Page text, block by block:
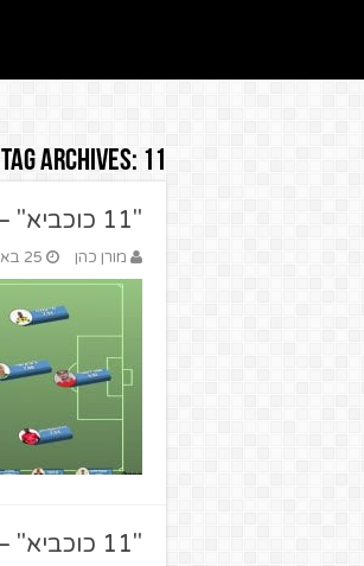
Tag Archives: 11 כוכביא לסיכום המחזור בליגת העל
"11 כוכביא" – עונת 19/20 מחזור 7
מורן כהן 25 באוקטובר 2019
"11 כוכביא" – עונת 19/20 – מחזור 6